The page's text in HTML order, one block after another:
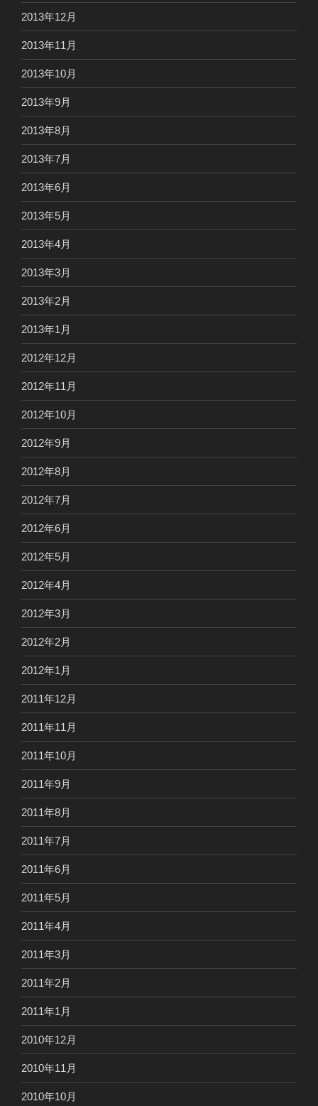
2013年12月
2013年11月
2013年10月
2013年9月
2013年8月
2013年7月
2013年6月
2013年5月
2013年4月
2013年3月
2013年2月
2013年1月
2012年12月
2012年11月
2012年10月
2012年9月
2012年8月
2012年7月
2012年6月
2012年5月
2012年4月
2012年3月
2012年2月
2012年1月
2011年12月
2011年11月
2011年10月
2011年9月
2011年8月
2011年7月
2011年6月
2011年5月
2011年4月
2011年3月
2011年2月
2011年1月
2010年12月
2010年11月
2010年10月